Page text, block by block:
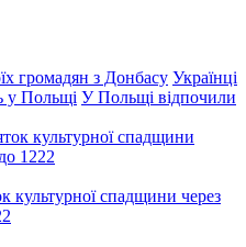
громадян з Донбасу Українці
у Польщі У Польщі відпочили
культурної спадщини через